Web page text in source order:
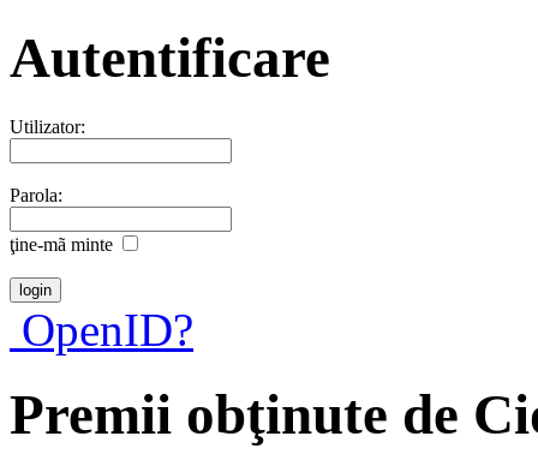
Autentificare
Utilizator:
Parola:
ţine-mã minte
OpenID?
Premii obţinute de